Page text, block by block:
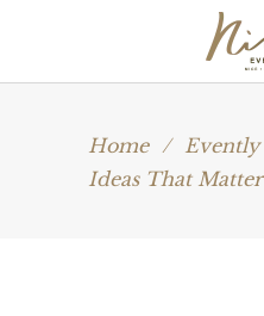
Home / Evently
Ideas That Matter